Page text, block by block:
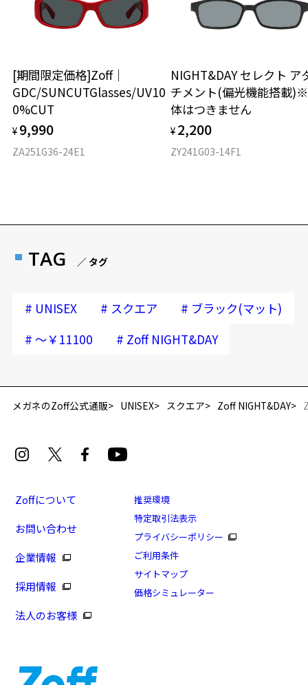
[期間限定価格]Zoff｜
GDC/SUNCUTGlasses/UV10
0%CUT
¥ 9,990
ZA251G36-24E1
NIGHT&DAY セレクト ア
チメント(偏光機能搭載
体はつきません
¥ 2,200
ZY241G03-14F1
TAG ／ タグ
# UNISEX # スクエア # ブラック(マット)
# ～￥11100 # Zoff NIGHT&DAY
メガネのZoff公式通販 UNISEX スクエア Zoff NIGHT&DAY
Zoffについて
お問い合わせ
企業情報
採用情報
法人のお客様
推奨環境
特定取引法表示
プライバシーポリシー
ご利用条件
サイトマップ
価格シミュレーター